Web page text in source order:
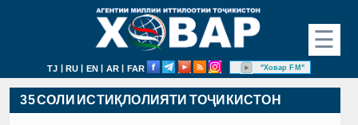
☰
TJ | RU | EN | AR | FAR "Ховар FM"
35 СОЛИ ИСТИҚЛОЛИЯТИ ТОҶИКИСТОН